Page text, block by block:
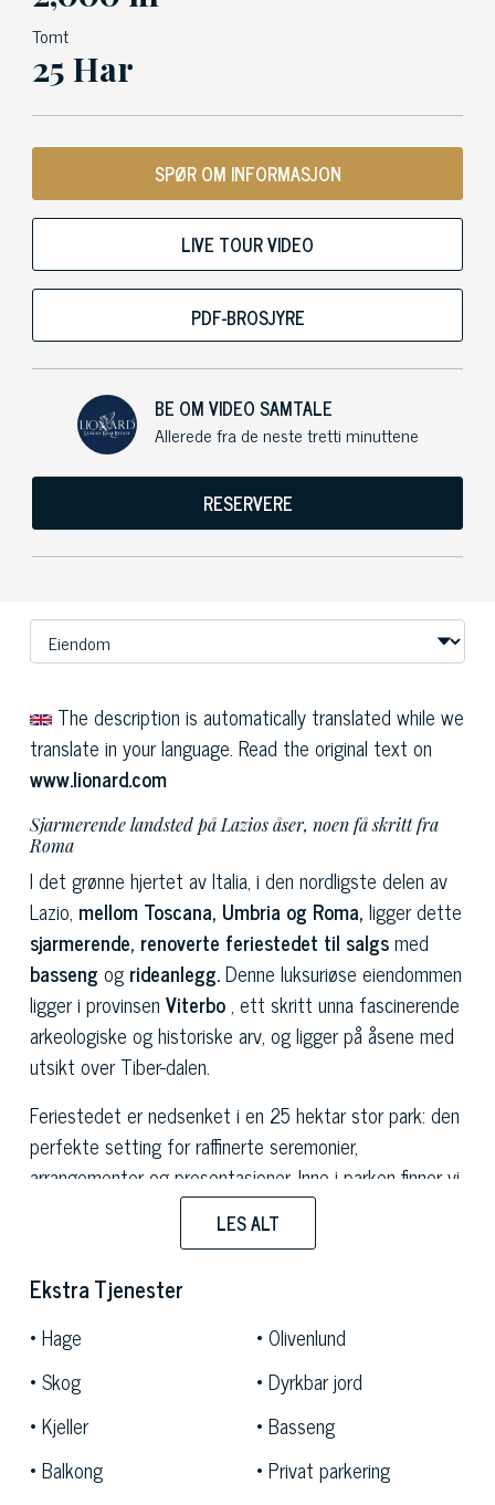
Tomt
25 Har
SPØR OM INFORMASJON
LIVE TOUR VIDEO
PDF-BROSJYRE
BE OM VIDEO SAMTALE
Allerede fra de neste tretti minuttene
RESERVERE
The description is automatically translated while we
translate in your language. Read the original text on
www.lionard.com
Sjarmerende landsted på Lazios åser, noen få skritt fra
Roma
I det grønne hjertet av Italia, i den nordligste delen av
Lazio, mellom Toscana, Umbria og Roma, ligger dette
sjarmerende, renoverte feriestedet til salgsmed
basseng og rideanlegg.Denne luksuriøse eiendommen
ligger i provinsen Viterbo, ett skritt unna fascinerende
arkeologiske og historiske arv, og ligger på åsene med
utsikt over Tiber-dalen.
Feriestedet er nedsenket i en 25 hektar stor park: den
perfekte setting for raffinerte seremonier,
arrangementer og presentasjoner. Inne i parken finner vi
et fantastisk svømmebasseng, omgitt av et stort
område for soling, ideelt for øyeblikk av avslapning om
ingen mangel på hjørner designet for avslapning, mens
du nyter utsikten over det omkringliggende landskapet,
sypresser.
Denne eiendommen til salgs, et typisk gjestehus på
landet som er fint restaurert i alle detaljer, er delt inn i
LES ALT
Ekstra Tjenester
Hage
Olivenlund
Skog
Dyrkbar jord
Kjeller
Basseng
Balkong
Privat parkering